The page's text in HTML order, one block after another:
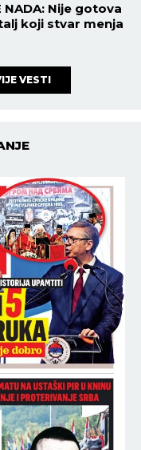
NADA: Nije gotova
koji stvar menja
VESTI